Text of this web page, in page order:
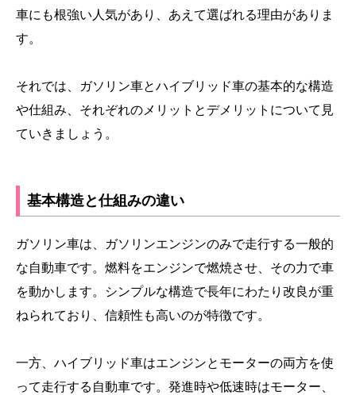
車にも根強い人気があり、あえて選ばれる理由がありま
す。
それでは、ガソリン車とハイブリッド車の基本的な構造
や仕組み、それぞれのメリットとデメリットについて見
ていきましょう。
基本構造と仕組みの違い
ガソリン車は、ガソリンエンジンのみで走行する一般的
な自動車です。燃料をエンジンで燃焼させ、その力で車
を動かします。シンプルな構造で長年にわたり改良が重
ねられており、信頼性も高いのが特徴です。
一方、ハイブリッド車はエンジンとモーターの両方を使
って走行する自動車です。発進時や低速時はモーター、